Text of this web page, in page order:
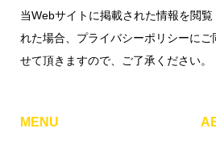
当Webサイトに掲載された情報を閲
れた場合、プライバシーポリシーにご
せて頂きますので、ご了承ください。
MENU